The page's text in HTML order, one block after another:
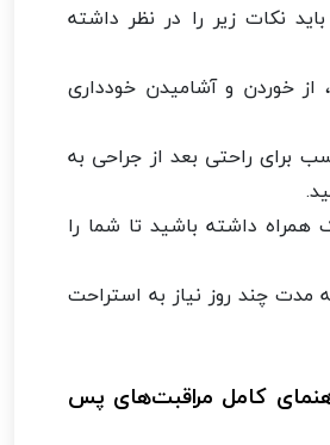
نکات زیر را در نظر داشته
خوردن و آشامیدن خودداری
برای راحتی بعد از جراحی به
همراه داشته باشید تا شما را
مدت چند روز نیاز به استراحت
کامل مراقبت‌های پس